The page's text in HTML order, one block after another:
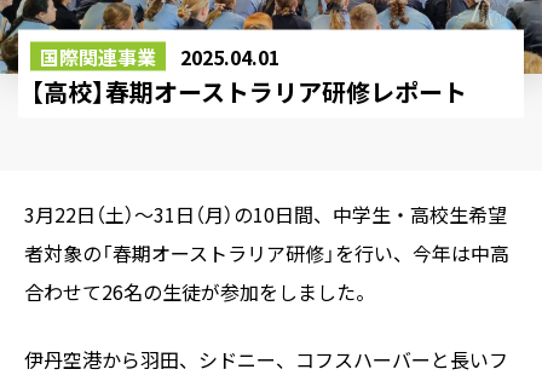
国際関連事業 2025.04.01
【高校】春期オーストラリア研修レポート
3月22日（土）～31日（月）の10日間、中学生・高校生希望
者対象の「春期オーストラリア研修」を行い、今年は中高
合わせて26名の生徒が参加をしました。
伊丹空港から羽田、シドニー、コフスハーバーと長いフ